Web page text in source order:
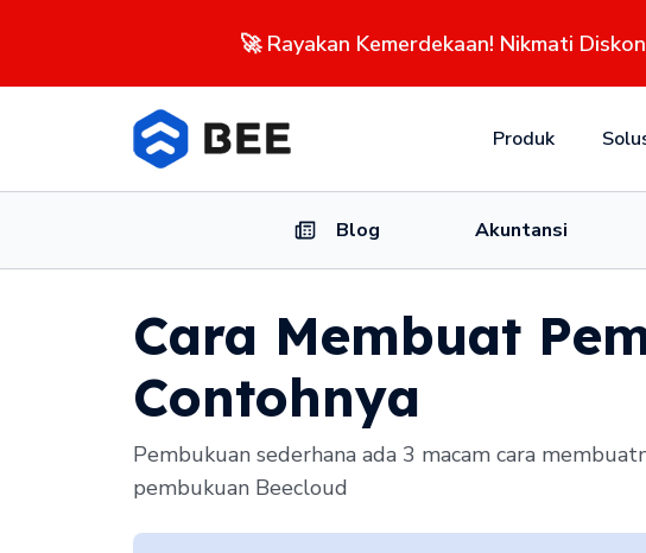
🚀 Rayakan Kemerdekaan! Nikmati
Produk
Blog Akuntansi
Cara Membuat
Contohnya
Pembukuan sederhana ada 3 macam cara
pembukuan Beecloud